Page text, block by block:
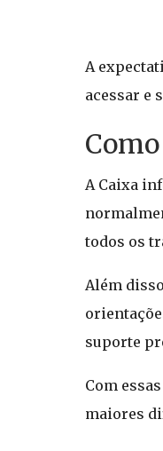
A
acessar e
A Caixa
todos os
Além
suporte
Com
maiores